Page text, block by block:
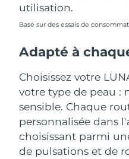
utilisation.
Basé sur des essais de
Adapté à
Choisissez votre
votre type de peau :
sensible. Chaque
personnalisée dans
choisissant parmi
de pulsations et de